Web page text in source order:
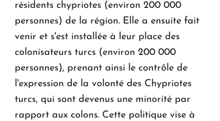
résidents chypriotes (environ 200 000
personnes) de la région. Elle a ensuite fait
venir et s'est installée à leur place des
colonisateurs turcs (environ 200 000
personnes), prenant ainsi le contrôle de
l'expression de la volonté des Chypriotes
turcs, qui sont devenus une minorité par
rapport aux colons. Cette politique vise à